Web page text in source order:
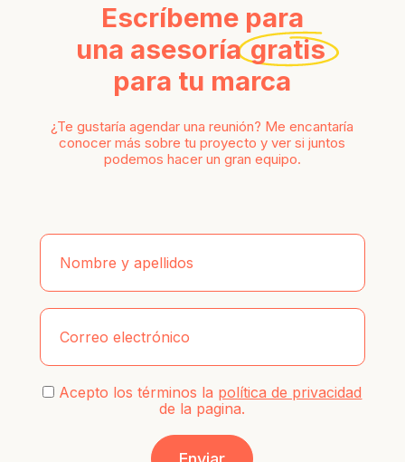
Escríbeme para
una asesoríagratis
para tu marca
¿Te gustaría agendar una reunión? Me encantaría
conocer más sobre tu proyecto y ver si juntos
podemos hacer un gran equipo.
Acepto los términos la política de privacidad
de la pagina.